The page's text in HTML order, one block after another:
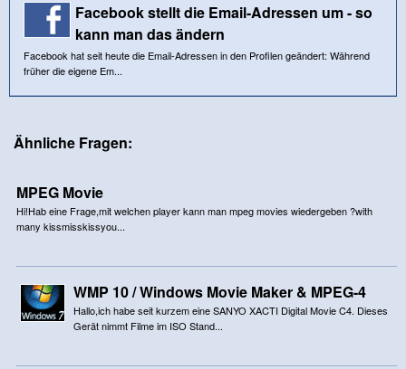
Facebook stellt die Email-Adressen um - so
kann man das ändern
Facebook hat seit heute die Email-Adressen in den Profilen geändert: Während
früher die eigene Em...
Ähnliche Fragen:
MPEG Movie
Hi!Hab eine Frage,mit welchen player kann man mpeg movies wiedergeben ?with
many kissmisskissyou...
WMP 10 / Windows Movie Maker & MPEG-4
Hallo,ich habe seit kurzem eine SANYO XACTI Digital Movie C4. Dieses
Gerät nimmt Filme im ISO Stand...